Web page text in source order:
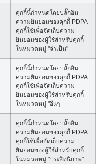
คุกกี้นี้กำหนดโดยปลั๊กอิน
ความยินยอมของคุกกี้ PDPA
คุกกี้ใช้เพื่อจัดเก็บความ
ยินยอมของผู้ใช้สำหรับคุกกี้
ในหมวดหมู่ "จำเป็น"
คุกกี้นี้กำหนดโดยปลั๊กอิน
ความยินยอมของคุกกี้ PDPA
คุกกี้ใช้เพื่อจัดเก็บความ
ยินยอมของผู้ใช้สำหรับคุกกี้
ในหมวดหมู่ "อื่นๆ
คุกกี้นี้กำหนดโดยปลั๊กอิน
ความยินยอมของคุกกี้ PDPA
คุกกี้ใช้เพื่อจัดเก็บความ
ยินยอมของผู้ใช้สำหรับคุกกี้
ในหมวดหมู่ "ประสิทธิภาพ"